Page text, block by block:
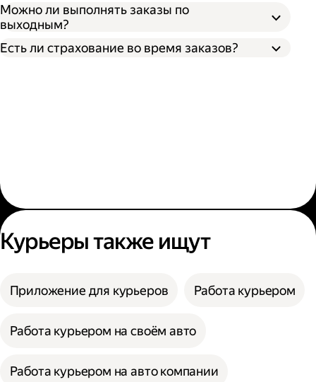
Можно ли выполнять заказы по
выходным?
Есть ли страхование во время заказов?
Курьеры также ищут
Приложение для курьеров Работа курьером
Работа курьером на своём авто
Работа курьером на авто компании